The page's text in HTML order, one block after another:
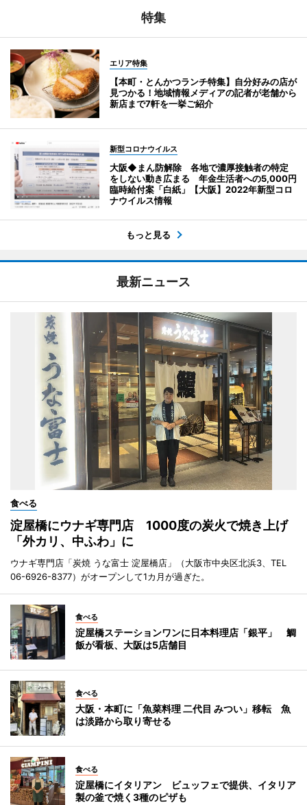
特集
エリア特集
【本町・とんかつランチ特集】自分好みの店が
見つかる！地域情報メディアの記者が老舗から
新店まで7軒を一挙ご紹介
新型コロナウイルス
大阪◆まん防解除 各地で濃厚接触者の特定
をしない動き広まる 年金生活者への5,000円
臨時給付案「白紙」【大阪】2022年新型コロ
ナウイルス情報
もっと見る
最新ニュース
食べる
淀屋橋にウナギ専門店 1000度の炭火で焼き上げ
「外カリ、中ふわ」に
ウナギ専門店「炭焼 うな富士 淀屋橋店」（大阪市中央区北浜3、TEL
06-6926-8377）がオープンして1カ月が過ぎた。
食べる
淀屋橋ステーションワンに日本料理店「銀平」 鯛
飯が看板、大阪は5店舗目
食べる
大阪・本町に「魚菜料理 二代目 みつい」移転 魚
は淡路から取り寄せる
食べる
淀屋橋にイタリアン ビュッフェで提供、イタリア
製の釜で焼く3種のピザも